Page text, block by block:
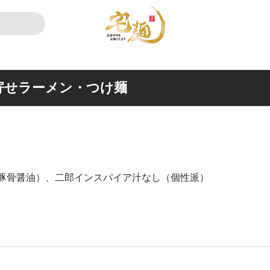
せラーメン・つけ麺
骨醤油）、二郎インスパイア汁なし（個性派）